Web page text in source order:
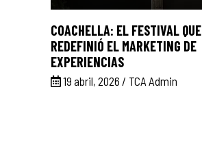
COACHELLA: EL FESTIVAL QUE
REDEFINIÓ EL MARKETING DE
EXPERIENCIAS
19 abril, 2026 TCA Admin